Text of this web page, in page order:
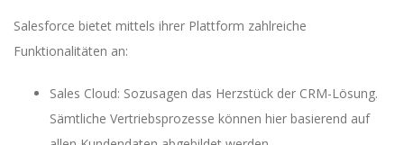
Salesforce bietet mittels ihrer Plattform zahlreiche
Funktionalitäten an:
Sales Cloud: Sozusagen das Herzstück der CRM-Lösung.
Sämtliche Vertriebsprozesse können hier basierend auf